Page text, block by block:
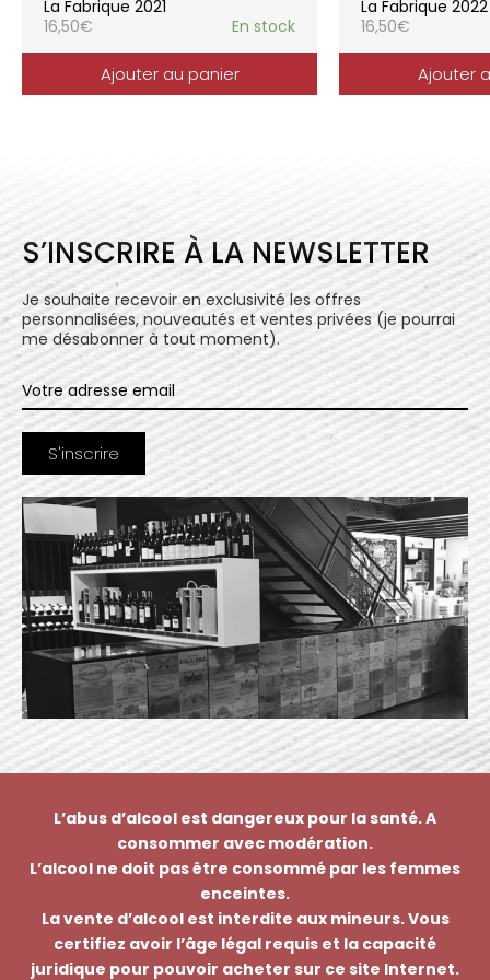
La Fabrique 2021
16,50€ En stock
Ajouter au panier
La Fabrique 2022
16,50€
Ajouter
S’INSCRIRE À LA NEWSLETTER
Je souhaite recevoir en exclusivité les offres
personnalisées, nouveautés et ventes privées (je pourrai
me désabonner à tout moment).
L’abus d’alcool est dangereux pour la santé. A
consommer avec modération.
L’alcool ne doit pas être consommé par les femmes
enceintes.
La vente d’alcool est interdite aux mineurs. Vous
certifiez avoir l’âge légal requis et la capacité
juridique pour pouvoir acheter sur ce site Internet.